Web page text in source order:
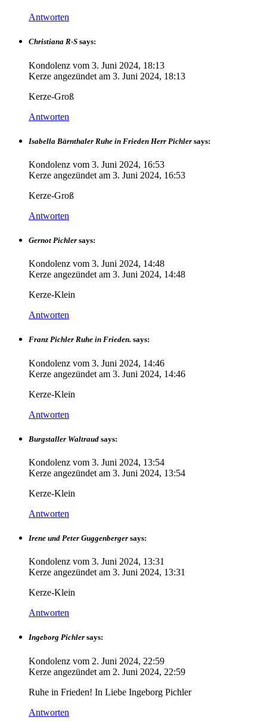
Antworten
Christiana R-S says:
Kondolenz vom 3. Juni 2024, 18:13
Kerze angezündet am 3. Juni 2024, 18:13
Kerze-Groß
Antworten
Isabella Bärnthaler Ruhe in Frieden Herr Pichler says:
Kondolenz vom 3. Juni 2024, 16:53
Kerze angezündet am 3. Juni 2024, 16:53
Kerze-Groß
Antworten
Gernot Pichler says:
Kondolenz vom 3. Juni 2024, 14:48
Kerze angezündet am 3. Juni 2024, 14:48
Kerze-Klein
Antworten
Franz Pichler Ruhe in Frieden. says:
Kondolenz vom 3. Juni 2024, 14:46
Kerze angezündet am 3. Juni 2024, 14:46
Kerze-Klein
Antworten
Burgstaller Waltraud says:
Kondolenz vom 3. Juni 2024, 13:54
Kerze angezündet am 3. Juni 2024, 13:54
Kerze-Klein
Antworten
Irene und Peter Guggenberger says:
Kondolenz vom 3. Juni 2024, 13:31
Kerze angezündet am 3. Juni 2024, 13:31
Kerze-Klein
Antworten
Ingeborg Pichler says:
Kondolenz vom 2. Juni 2024, 22:59
Kerze angezündet am 2. Juni 2024, 22:59
Ruhe in Frieden! In Liebe Ingeborg Pichler
Antworten